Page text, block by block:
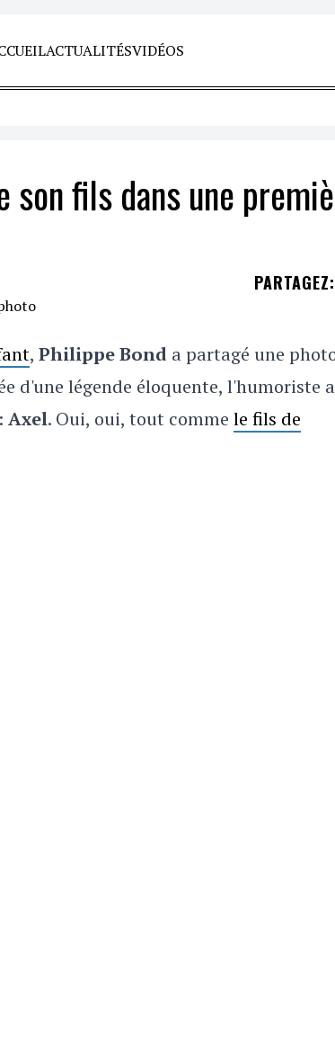
ACTUALITÉSVIDÉOS
son fils dans une
PARTAGEZ:
, Philippe Bond a partagé une
d'une légende éloquente, l'humoriste a
Axel. Oui, oui, tout comme le fils de